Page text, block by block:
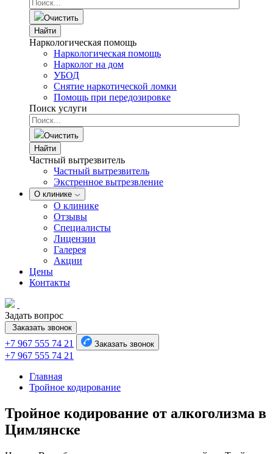
Очистить
Найти
Наркологическая помощь
Наркологическая помощь
Нарколог на дом
УБОД
Снятие наркотической ломки
Помощь при передозировке
Поиск услуги
Очистить
Найти
Частный вытрезвитель
Частный вытрезвитель
Экстренное вытрезвление
О клинике
О клинике
Отзывы
Специалисты
Лицензии
Галерея
Акции
Цены
Контакты
Задать вопрос
Заказать звонок
+7 967 555 74 21 Заказать звонок
+7 967 555 74 21
Главная
Тройное кодирование
Тройное кодирование от алкоголизма в
Цимлянске